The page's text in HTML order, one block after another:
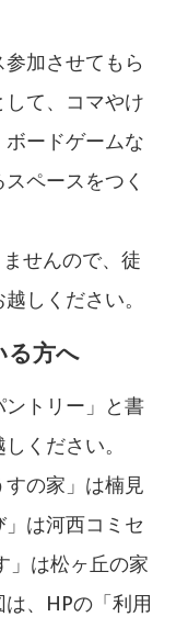
加させてもら
て、コマやけ
ードゲームな
ペースをつく
せんので、徒
しください。
る方へ
トリー」と書
ください。
すの家」は楠見
は河西コミセ
」は松ヶ丘の家
、HPの「利用